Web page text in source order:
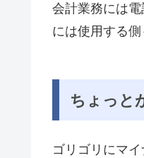
会計業務には
には使用する
ちょっと
ゴリゴリにマ